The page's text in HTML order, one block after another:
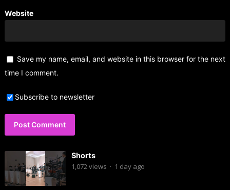
Website
Save my name, email, and website in this browser for the next
time I comment.
Subscribe to newsletter
Shorts
1,072views · 1 day ago